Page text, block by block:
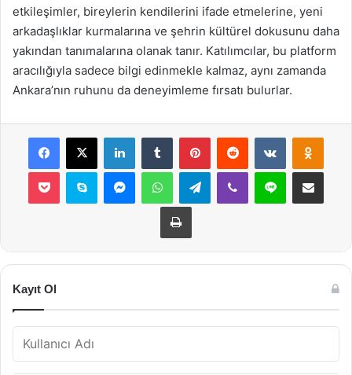
etkileşimler, bireylerin kendilerini ifade etmelerine, yeni
arkadaşlıklar kurmalarına ve şehrin kültürel dokusunu daha
yakından tanımalarına olanak tanır. Katılımcılar, bu platform
aracılığıyla sadece bilgi edinmekle kalmaz, aynı zamanda
Ankara’nın ruhunu da deneyimleme fırsatı bulurlar.
Facebook
X LinkedInTumblr PinterestReddit VKontakte
Pocket Skype MessengerWhatsAppTelegramViber Line E-Posta ile
Yazdır
Kayıt Ol